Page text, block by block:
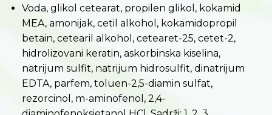
Voda, glikol cetearat, propilen glikol, kokamid
MEA, amonijak, cetil alkohol, kokamidopropil
betain, cetearil alkohol, cetearet-25, cetet-2,
hidrolizovani keratin, askorbinska kiselina,
natrijum sulfit, natrijum hidrosulfit, dinatrijum
EDTA, parfem, toluen-2,5-diamin sulfat,
rezorcinol, m-aminofenol, 2,4-